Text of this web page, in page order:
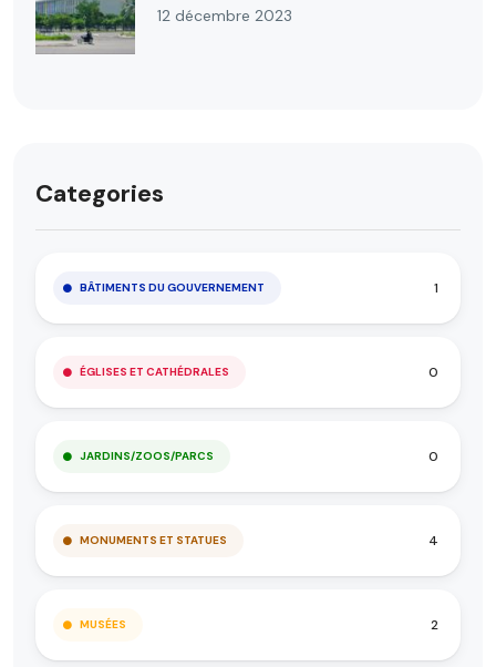
12 décembre 2023
Categories
BÂTIMENTS DU GOUVERNEMENT 1
ÉGLISES ET CATHÉDRALES 0
JARDINS/ZOOS/PARCS 0
MONUMENTS ET STATUES 4
MUSÉES 2